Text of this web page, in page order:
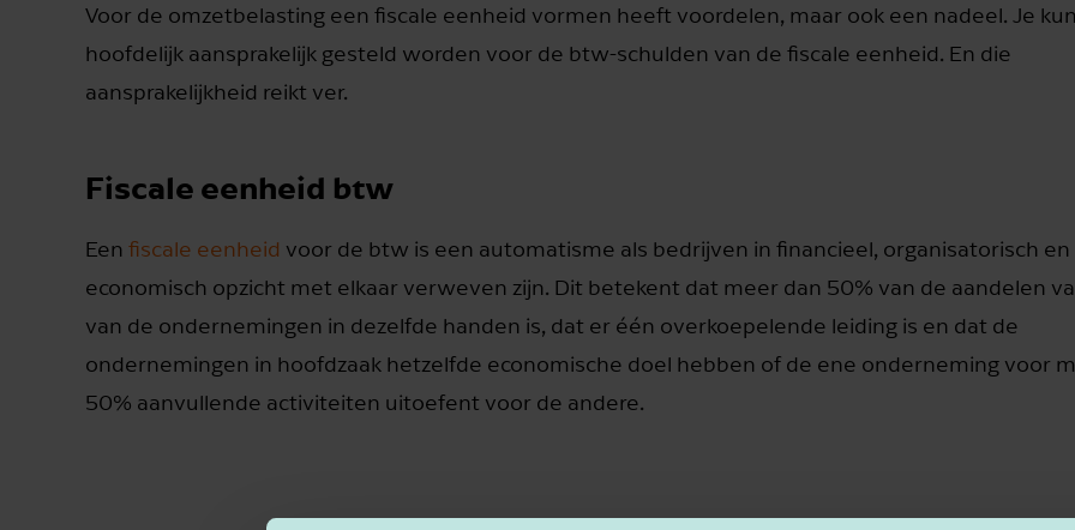
Voor de omzetbelasting een fiscale eenheid vormen heeft voordelen, maar ook een nadeel. Je
hoofdelijk aansprakelijk gesteld worden voor de btw-schulden van de fiscale eenheid. En die
aansprakelijkheid reikt ver.
Fiscale eenheid btw
Een fiscale eenheid voor de btw is een automatisme als bedrijven in financieel, organisatorisch en
economisch opzicht met elkaar verweven zijn. Dit betekent dat meer dan 50% van de aandelen
van de ondernemingen in dezelfde handen is, dat er één overkoepelende leiding is en dat de
ondernemingen in hoofdzaak hetzelfde economische doel hebben of de ene onderneming voor
50% aanvullende activiteiten uitoefent voor de andere.